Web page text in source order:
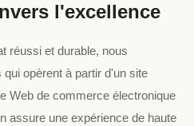
l'excellence
réussi et durable, nous
opèrent à partir d'un site
Web de commerce électronique
assure une expérience de haute